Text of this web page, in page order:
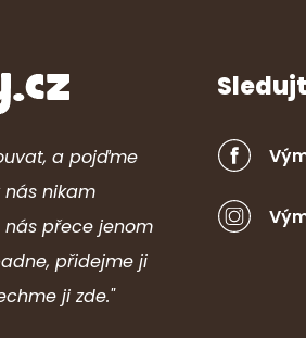
a pojďme
nikam
nás přece jenom
přidejme ji
ji zde."